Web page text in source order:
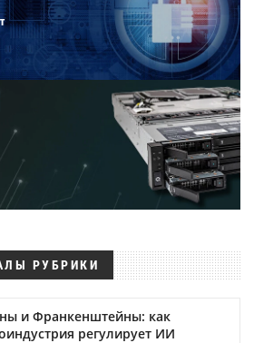
РУБРИКИ
и Франкенштейны: как
регулирует ИИ